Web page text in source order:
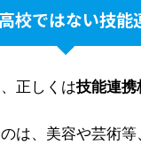
校ではない技能
正しくは技能連携
は、美容や芸術等